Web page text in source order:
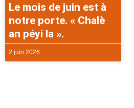
Le mois de juin est à
notre porte. « Chalè
an péyi la ».
2 juin 2026